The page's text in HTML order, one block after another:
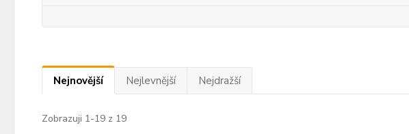
Nejnovější Nejlevnější Nejdražší
Zobrazuji 1-19 z 19